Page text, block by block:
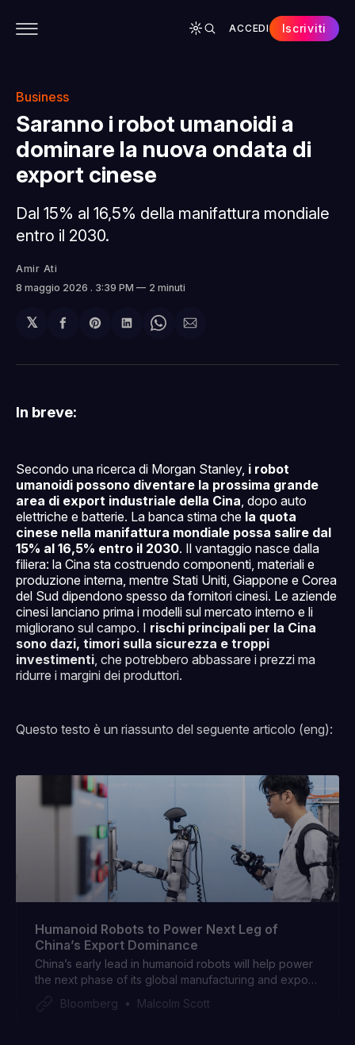
ACCEDI Iscriviti
Business
Saranno i robot umanoidi a
dominare la nuova ondata di
export cinese
Dal 15% al 16,5% della manifattura mondiale
entro il 2030.
Amir Ati
8 maggio 2026 . 3:39 PM 2 minuti
𝕏
Condividi
Facebook
Share
Pinterest
Condividi
LinkedIn
Share
WhatsApp
Condividi
email
In breve:
Secondo una ricerca di Morgan Stanley, i robot
umanoidi possono diventare la prossima grande
area di export industriale della Cina, dopo auto
elettriche e batterie. La banca stima che la quota
cinese nella manifattura mondiale possa salire dal
15% al 16,5% entro il 2030. Il vantaggio nasce dalla
filiera: la Cina sta costruendo componenti, materiali e
produzione interna, mentre Stati Uniti, Giappone e Corea
del Sud dipendono spesso da fornitori cinesi. Le aziende
cinesi lanciano prima i modelli sul mercato interno e li
migliorano sul campo. I rischi principali per la Cina
sono dazi, timori sulla sicurezza e troppi
investimenti, che potrebbero abbassare i prezzi ma
ridurre i margini dei produttori.
Questo testo è un riassunto del seguente articolo (eng):
Humanoid Robots to Power Next Leg of
China’s Export Dominance
China’s early lead in humanoid robots will help power
the next phase of its global manufacturing and export
Stanley.
Bloomberg Malcolm Scott